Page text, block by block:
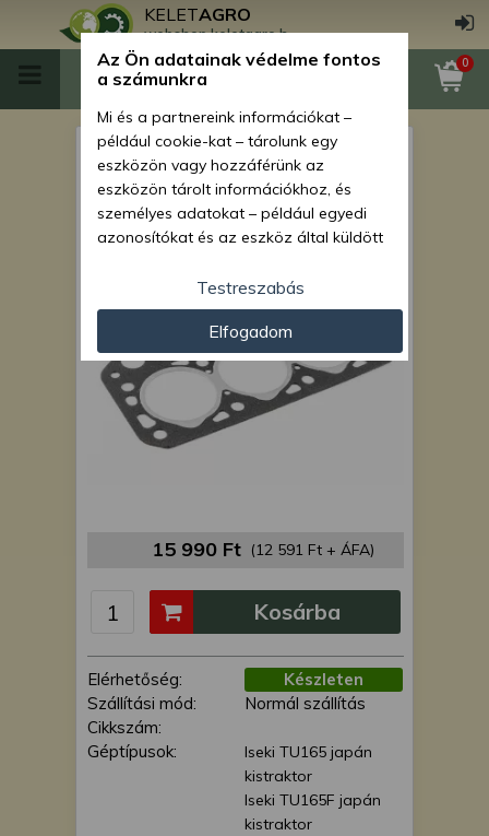
KELETAGRO
webshop.keletagro.hu
0
Hengerfejtömítés Iseki
TU165F típusú japán
kistraktorhoz
15 990 Ft (12 591 Ft + ÁFA)
Elérhetőség:
Készleten
Szállítási mód:
Normál szállítás
Cikkszám:
Géptípusok:
Iseki TU165 japán
kistraktor
Iseki TU165F japán
kistraktor
Kosárba
Az Ön adatainak védelme fontos
a számunkra
Mi és a partnereink információkat –
például cookie-kat – tárolunk egy
eszközön vagy hozzáférünk az
eszközön tárolt információkhoz, és
személyes adatokat – például egyedi
azonosítókat és az eszköz által küldött
személyre szabott hirdetések és
tartalom nyújtásához, hirdetés- és
tartalomméréshez, nézettségi adatok
gyűjtéséhez, valamint termékek
kifejlesztéséhez és a termékek
javításához. Az Ön engedélyével mi és a
partnereink eszközleolvasásos
módszerrel szerzett pontos geolokációs
és a partnereink a fent leírtak szerint
lehetőségként a hozzájárulás
megadása vagy elutasítása előtt
megváltoztathatja beállításait. Felhívjuk
figyelmét, hogy személyes adatainak
bizonyos kezeléséhez nem feltétlenül
szükséges az Ön hozzájárulása, de
jogában áll tiltakozni az ilyen jellegű
adatkezelés ellen. A beállításai csak erre
a weboldalra érvényesek. Erre a
Testreszabás
Elfogadom